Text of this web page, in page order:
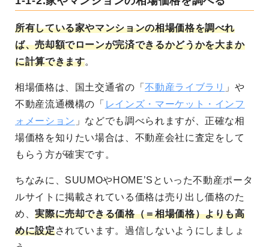
所有している家やマンションの相場価格を調べれ
ば、売却額でローンが完済できるかどうかを大まか
に計算できます。
相場価格は、国土交通省の「不動産ライブラリ 」や
不動産流通機構の「 レインズ・マーケット・インフ
ォメーション 」などでも調べられますが、正確な相
場価格を知りたい場合は、不動産会社に査定をして
もらう方が確実です。
ちなみに、SUUMOやHOME’Sといった不動産ポータ
ルサイトに掲載されている価格は売り出し価格のた
め、実際に売却できる価格（＝相場価格）よりも高
めに設定されています。過信しないようにしましょ